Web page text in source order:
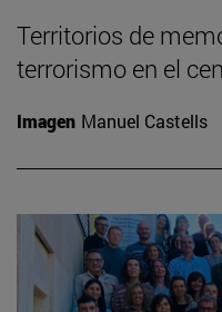
Territorios de
terrorismo en el
Imagen Manuel Castells